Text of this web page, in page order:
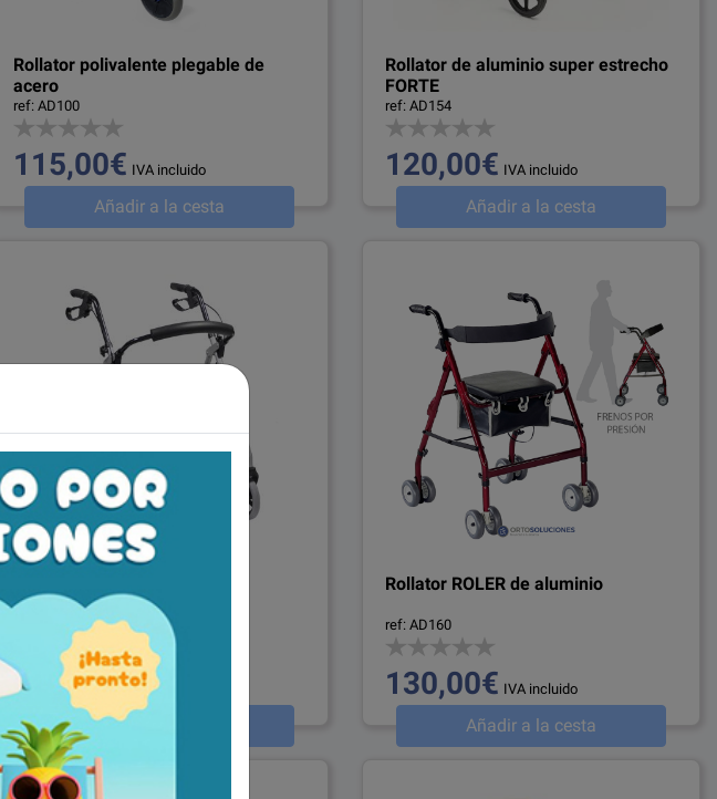
Rollator polivalente plegable de
acero
ref: AD100
115,00€ IVA incluido
Añadir a la cesta
Rollator de aluminio super estrecho
FORTE
ref: AD154
120,00€ IVA incluido
Añadir a la cesta
130,00€ IVA incluido
Añadir a la cesta
Rollator ROLER de aluminio
ref: AD160
130,00€ IVA incluido
Añadir a la cesta